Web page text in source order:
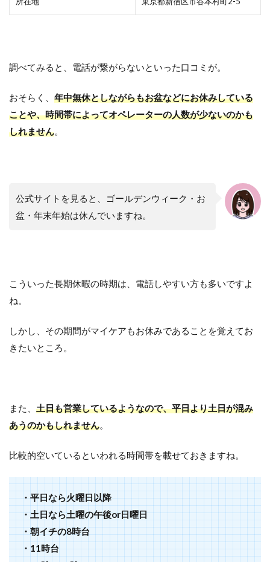
調べてみると、電話が繋がらないといった口コミが。
おそらく、 年中無休としながらもお盆などにお休みしている
ことや、時間帯によってオペレーターの人数が少ないのかも
しれません。
公式サイトを見ると、ゴールデンウィーク・お
盆・年末年始は休んでいますね。
こういった長期休暇の時期は、電話しやすい方も多いですよ
ね。
しかし、その期間がマイケアもお休みであることを覚えてお
きたいところ。
また、 土日も営業しているようなので、平日より土日が混み
あうのかもしれません。
比較的空いているといわれる時間帯を載せておきますね。
・平日なら火曜日以降
・土日なら土曜の午後or日曜日
・朝イチの8時台
・11時台